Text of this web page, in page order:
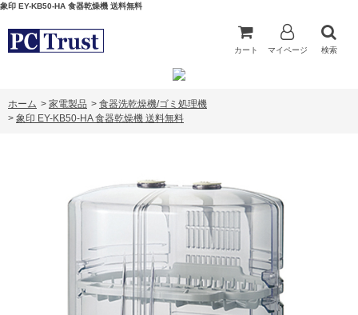
象印 EY-KB50-HA 食器乾燥機 送料無料
カート マイページ 検索
ホーム > 家電製品 > 食器洗乾燥機/ゴミ処理機
> 象印 EY-KB50-HA 食器乾燥機 送料無料